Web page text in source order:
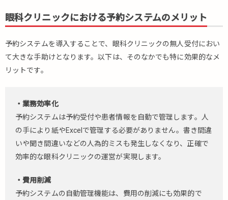
眼科クリニックにおける予約システムのメリット
予約システムを導入することで、眼科クリニックの無人受付におい
て大きな手助けとなります。以下は、そのなかでも特に効果的なメ
リットです。
・業務効率化
予約システムは予約受付や患者情報を自動で管理します。人
の手により紙やExcelで管理する必要がありません。書き間違
いや聞き間違いなどの人為的ミスも発生しなくなり、正確で
効率的な眼科クリニックの運営が実現します。
・費用削減
予約システムの自動管理機能は、費用の削減にも効果的で